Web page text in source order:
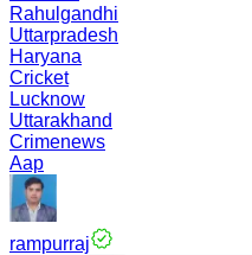
Rahulgandhi
Uttarpradesh
Haryana
Cricket
Lucknow
Uttarakhand
Crimenews
Aap
rampurraj